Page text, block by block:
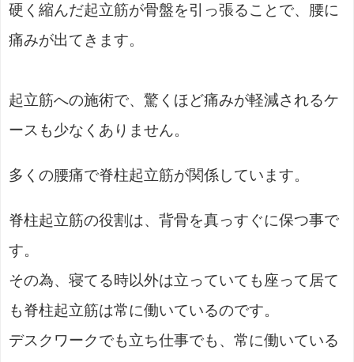
硬く縮んだ起立筋が骨盤を引っ張ることで、腰に
痛みが出てきます。
起立筋への施術で、驚くほど痛みが軽減されるケ
ースも少なくありません。
多くの腰痛で脊柱起立筋が関係しています。
脊柱起立筋の役割は、背骨を真っすぐに保つ事で
す。
その為、寝てる時以外は立っていても座って居て
も脊柱起立筋は常に働いているのです。
デスクワークでも立ち仕事でも、常に働いている